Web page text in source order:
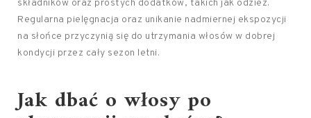
składników oraz prostych dodatków, takich jak odzież.
Regularna pielęgnacja oraz unikanie nadmiernej ekspozycji
na słońce przyczynią się do utrzymania włosów w dobrej
kondycji przez cały sezon letni.
Jak dbać o włosypo